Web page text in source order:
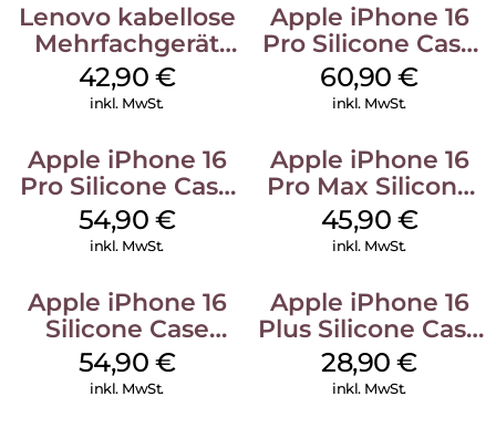
Lenovo kabellose
Mehrfachgerät
Luna Grey
42,90 €
inkl. MwSt.
Apple iPhone 16
Pro Silicone Case
MagSafe Stone
Gray
60,90€
inkl. MwSt.
Apple iPhone 16
Pro Silicone Case
MagSafe Black
54,90 €
inkl. MwSt.
Apple iPhone 16
Pro Max Silicone
Case MagSafe
Ultramarine
45,90 €
inkl. MwSt.
Apple iPhone 16
Silicone Case
MagSafe Lake
Green
54,90 €
inkl. MwSt.
Apple iPhone 16
Plus Silicone Case
MagSafe Black
28,90€
inkl. MwSt.